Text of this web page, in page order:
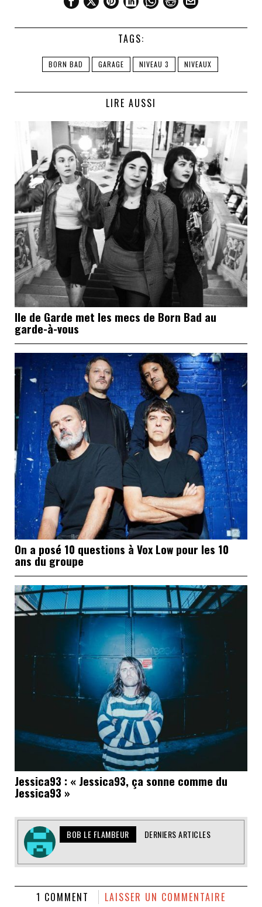
TAGS:
BORN BAD GARAGE NIVEAU 3 NIVEAUX
LIRE AUSSI
Ile de Garde met les mecs de Born Bad au
garde-à-vous
On a posé 10 questions à Vox Low pour les 10
ans du groupe
Jessica93 : « Jessica93, ça sonne comme du
Jessica93 »
BOB LE FLAMBEUR DERNIERS ARTICLES
1 COMMENT LAISSER UN COMMENTAIRE